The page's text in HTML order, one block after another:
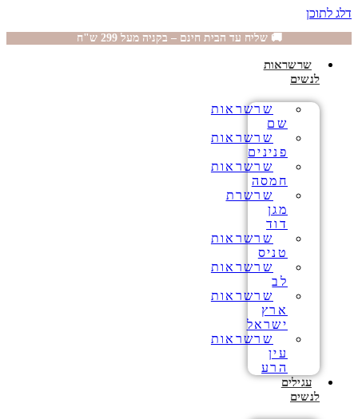
דלג לתוכן
🚚 שליח עד הבית חינם – בקניה מעל 299 ש"ח
שרשראות
לנשים
שרשראות
שם
שרשראות
פנינים
שרשראות
חמסה
שרשרת
מגן
דוד
שרשראות
טניס
שרשראות
לב
שרשראות
ארץ
ישראל
שרשראות
עין
הרע
עגילים
לנשים